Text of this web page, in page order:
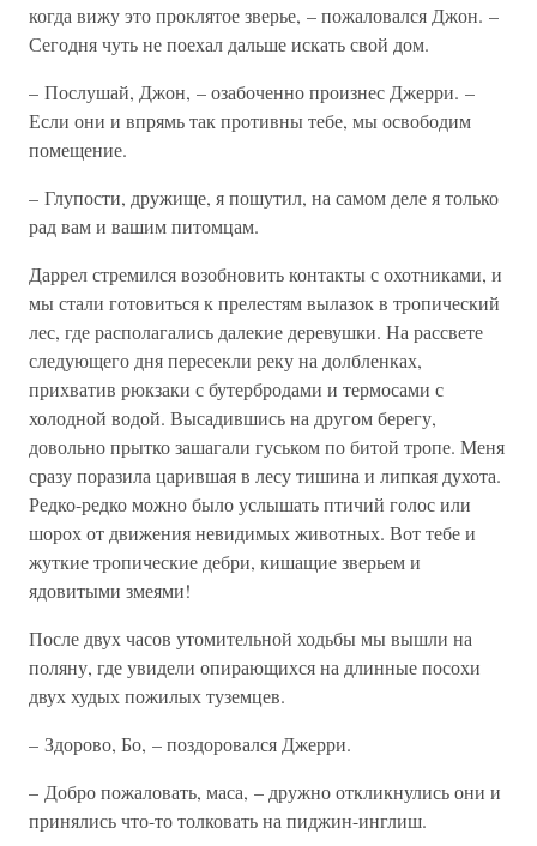
когда вижу это проклятое зверье, – пожаловался Джон. –
Сегодня чуть не поехал дальше искать свой дом.
– Послушай, Джон, – озабоченно произнес Джерри. –
Если они и впрямь так противны тебе, мы освободим
помещение.
– Глупости, дружище, я пошутил, на самом деле я только
рад вам и вашим питомцам.
Даррел стремился возобновить контакты с охотниками, и
мы стали готовиться к прелестям вылазок в тропический
лес, где располагались далекие деревушки. На рассвете
следующего дня пересекли реку на долбленках,
прихватив рюкзаки с бутербродами и термосами с
холодной водой. Высадившись на другом берегу,
довольно прытко зашагали гуськом по битой тропе. Меня
сразу поразила царившая в лесу тишина и липкая духота.
Редко-редко можно было услышать птичий голос или
шорох от движения невидимых животных. Вот тебе и
жуткие тропические дебри, кишащие зверьем и
ядовитыми змеями!
После двух часов утомительной ходьбы мы вышли на
поляну, где увидели опирающихся на длинные посохи
двух худых пожилых туземцев.
– Здорово, Бо, – поздоровался Джерри.
– Добро пожаловать, маса, – дружно откликнулись они и
принялись что-то толковать на пиджин-инглиш.